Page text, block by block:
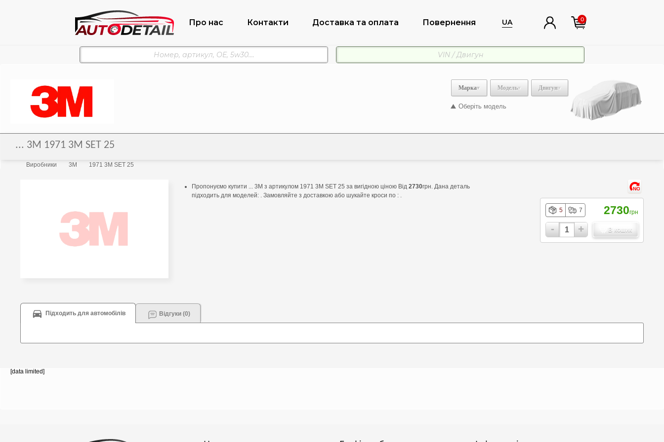
Про нас Контакти Доставка та оплата Повернення UA 0
Марка Модель Двигун
Оберіть модель
... 3M 1971 3M SET 25
Виробники 3M 1971 3M SET 25
Пропонуємо купити ... 3M з артикулом 1971 3M SET 25 за вигідною ціною Від 2730грн. Дана деталь
підходить для моделей: . Замовляйте з доставкою або шукайте кроси по : .
NO
5 7 2730грн
- + В кошик
Підходить для автомобілів Відгуки (0)
[data limited]